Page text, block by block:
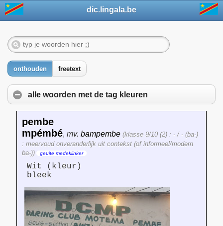
dic.lingala.be
onthouden freetext
alle woorden met de tag kleuren
pembe
mpémbé, mv. bampembe (klasse 9/10 (2) : - / - (ba-)
: meervoud onveranderlijk uit contekst (of informeel/modern
ba-))
geuite medeklinker
Wit (kleur)
bleek